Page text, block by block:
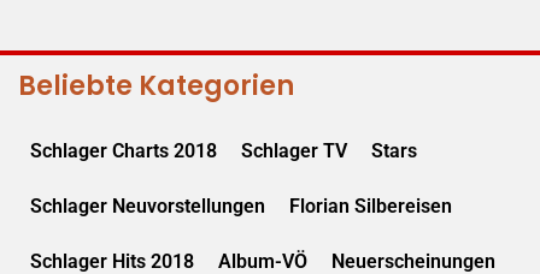
Beliebte Kategorien
Schlager Charts 2018 Schlager TV Stars
Schlager Neuvorstellungen Florian Silbereisen
Schlager Hits 2018 Album-VÖ Neuerscheinungen